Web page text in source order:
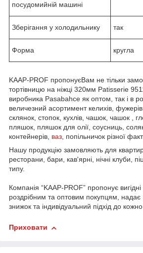
посудомийній машині
Зберігання у холодильнику так
Форма кругла
KAAP-PROF пропонуєВам не тільки
тортівницю на ніжці 320мм Patisserie
виробника Pasabahce як оптом, так і в
величезний асортимент келихів,
склянок, стопок, кухлів, чашок, чашок ,
пляшок, пляшок для олії, соусниць,
контейнерів, ваз, попільничок різної
Нашу продукцію замовляють для
ресторани, бари, кав'ярні, нічні клуби,
типу.
Компанія “KAAP-PROF” пропонує
роздрібним та оптовим покупцям, надає
знижок та індивідуальний підхід до
Приховати